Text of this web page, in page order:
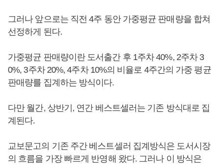
그러나 앞으로는 직전 4주 동안 가중평균 판매량을 합쳐
선정하게 된다.
가중평균 판매량이란 도서출간 후 1주차 40%, 2주차 3
0%, 3주차 20%, 4주차 10%의 비율로 4주간의 가중 평균
판매량를 집계하는 방식이다.
다만 월간, 상반기, 연간 베스트셀러는 기존 방식대로 집
계된다.
교보문고의 기존 주간 베스트셀러 집계방식은 도서시장
의 흐름을 가장 빠르게 반영해 왔다. 그러나 이 방식은